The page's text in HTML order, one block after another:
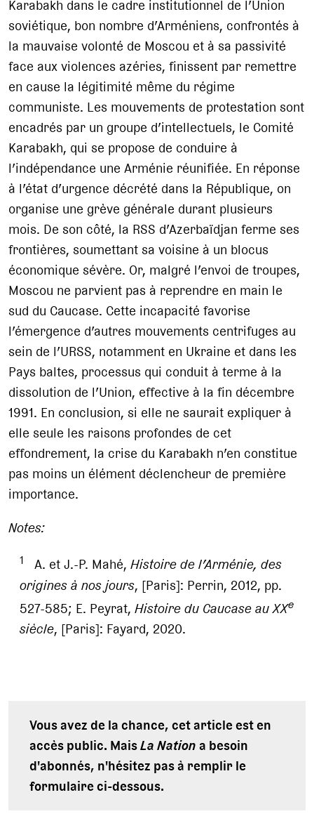
Karabakh dans le cadre institutionnel de l’Union
soviétique, bon nombre d’Arméniens, confrontés à
la mauvaise volonté de Moscou et à sa passivité
face aux violences azéries, finissent par remettre
en cause la légitimité même du régime
communiste. Les mouvements de protestation sont
encadrés par un groupe d’intellectuels, le Comité
Karabakh, qui se propose de conduire à
l’indépendance une Arménie réunifiée. En réponse
à l’état d’urgence décrété dans la République, on
organise une grève générale durant plusieurs
mois. De son côté, la RSS d’Azerbaïdjan ferme ses
frontières, soumettant sa voisine à un blocus
économique sévère. Or, malgré l’envoi de troupes,
Moscou ne parvient pas à reprendre en main le
sud du Caucase. Cette incapacité favorise
l’émergence d’autres mouvements centrifuges au
sein de l’URSS, notamment en Ukraine et dans les
Pays baltes, processus qui conduit à terme à la
dissolution de l’Union, effective à la fin décembre
1991. En conclusion, si elle ne saurait expliquer à
elle seule les raisons profondes de cet
effondrement, la crise du Karabakh n’en constitue
pas moins un élément déclencheur de première
importance.
Notes:
1 A. et J.-P. Mahé, Histoire de l’Arménie, des
origines à nos jours, [Paris]: Perrin, 2012, pp.
527-585; E. Peyrat, Histoire du Caucase au XXe
siècle, [Paris]: Fayard, 2020.
Vous avez de la chance, cet article est en
accès public. MaisLa Nationa besoin
d'abonnés, n'hésitez pas à remplir le
formulaire ci-dessous.